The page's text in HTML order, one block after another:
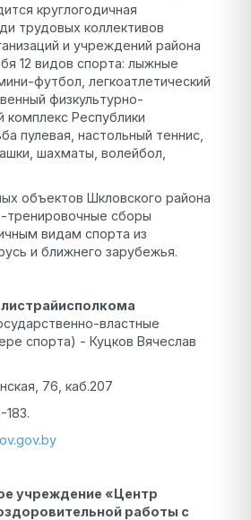
круглогодичная
трудовых коллективов
и учреждений района
12 видов спорта: лыжные
футбол, легкоатлетический
физкультурно-
комплекс Республики
пулевая, настольный теннис,
шахматы, волейбол,
объектов Шкловского района
тренировочные сборы
видам спорта из
и ближнего зарубежья.
властные
спорта) - Куцков Вячеслав
76, каб.207
183.
учреждение «Центр
работы с